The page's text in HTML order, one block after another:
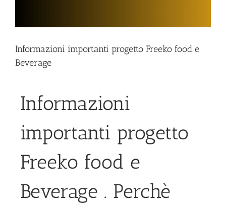
Informazioni importanti progetto Freeko food e
Beverage
Informazioni
importanti progetto
Freeko food e
Beverage . Perchè